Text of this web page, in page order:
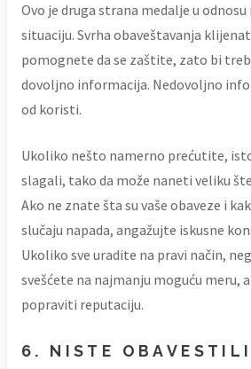
Ovo je druga strana medalje u
situaciju. Svrha obaveštavanja
pomognete da se zaštite, zato bi
dovoljno informacija. Nedovoljno
od koristi.
Ukoliko nešto namerno prećutite,
slagali, tako da može naneti veliku
Ako ne znate šta su vaše obaveze i
slučaju napada, angažujte iskusne
Ukoliko sve uradite na pravi način,
svešćete na najmanju moguću meru,
popraviti reputaciju.
6. NISTE